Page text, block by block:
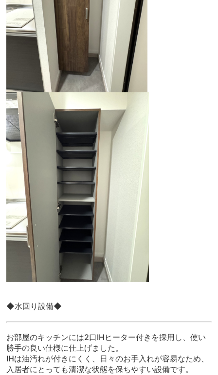
◆水回り設備◆
お部屋のキッチンには2口IHヒーター付きを採用し、使い
勝手の良い仕様に仕上げました。
IHは油汚れが付きにくく、日々のお手入れが容易なため、
入居者にとっても清潔な状態を保ちやすい設備です。